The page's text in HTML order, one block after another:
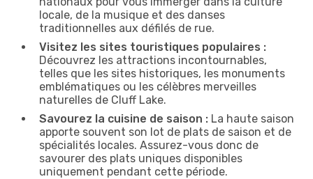
locale, de la musique et des danses
traditionnelles aux défilés de rue.
Visitez les sites touristiques populaires :
Découvrez les attractions incontournables,
telles que les sites historiques, les monuments
emblématiques ou les célèbres merveilles
naturelles de Cluff Lake.
Savourez la cuisine de saison : La haute saison
apporte souvent son lot de plats de saison et de
spécialités locales. Assurez-vous donc de
savourer des plats uniques disponibles
uniquement pendant cette période.